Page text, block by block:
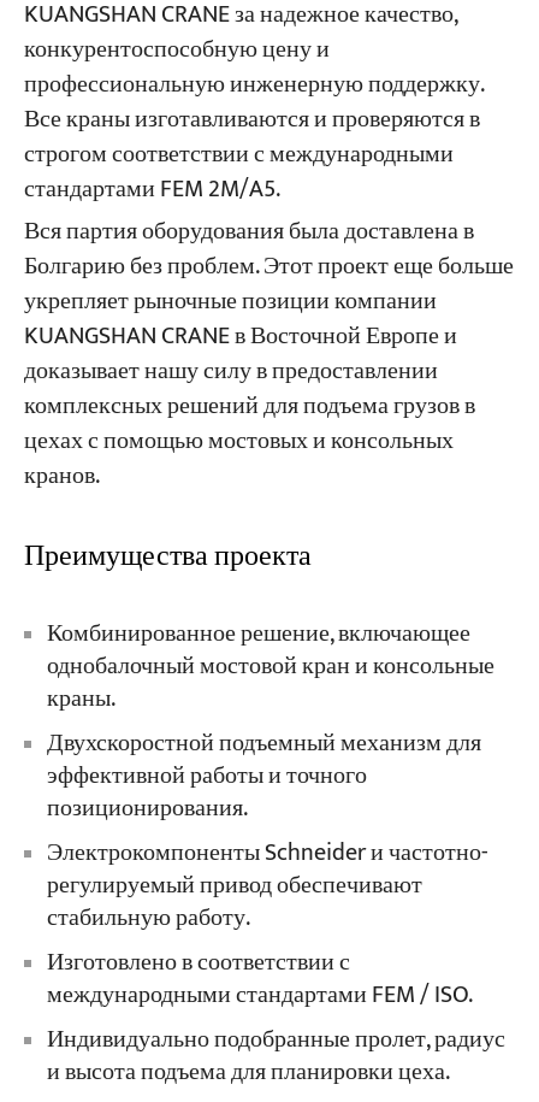
KUANGSHAN CRANE за надежное качество,
конкурентоспособную цену и
профессиональную инженерную поддержку.
Все краны изготавливаются и проверяются в
строгом соответствии с международными
стандартами FEM 2M/A5.
Вся партия оборудования была доставлена в
Болгарию без проблем. Этот проект еще больше
укрепляет рыночные позиции компании
KUANGSHAN CRANE в Восточной Европе и
доказывает нашу силу в предоставлении
комплексных решений для подъема грузов в
цехах с помощью мостовых и консольных
кранов.
Преимущества проекта
Комбинированное решение, включающее
однобалочный мостовой кран и консольные
краны.
Двухскоростной подъемный механизм для
эффективной работы и точного
позиционирования.
Электрокомпоненты Schneider и частотно-
регулируемый привод обеспечивают
стабильную работу.
Изготовлено в соответствии с
международными стандартами FEM / ISO.
Индивидуально подобранные пролет, радиус
и высота подъема для планировки цеха.